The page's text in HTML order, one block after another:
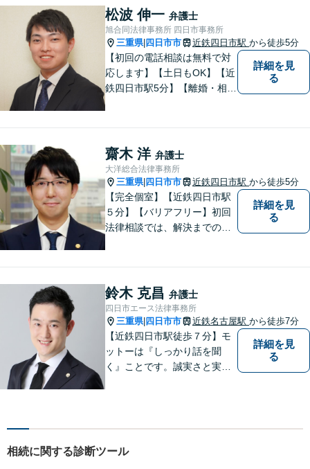
松波 伸一 弁護士
旭合同法律事務所 四日市事務所
三重県| 四日市市 近鉄四日市駅 から徒歩5分
【初回の電話相談は無料で対
応します】【土日もOK】【近
鉄四日市駅5分】【離婚・相続
刑事事件全般】双方ともに納
得する解決を目指します【交
通事故】示談金の増額に向け
尽力
詳細を見
る
齋木 洋 弁護士
大洋総合法律事務所
三重県| 四日市市 近鉄四日市駅 から徒歩5分
【完全個室】【近鉄四日市駅
５分】【バリアフリー】初回
法律相談では、解決までの流
企業法務・顧問弁護士
詳細を見
る
鈴木 克昌 弁護士
四日市エース法律事務所
三重県| 四日市市 近鉄名古屋駅 から徒歩7分
【近鉄四日市駅徒歩７分】モ
ットーは『しっかり話を聞
く』ことです。誠実さと実直
（使用者側）／交通事故／相
気軽にご相談ください。
詳細を見
る
相続に関する診断ツール